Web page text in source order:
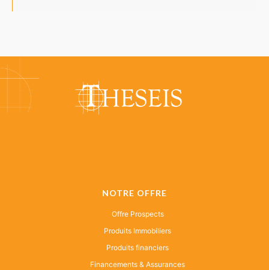
NOTRE OFFRE
Offre Prospects
Produits Immobiliers
Produits financiers
Financements & Assurances